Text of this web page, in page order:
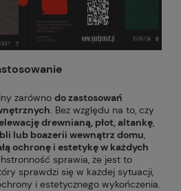
zarówno do zastosowań
. Bez względu na to, czy
drewnianą, płot, altankę
lub boazerii wewnątrz domu
ochronę i estetykę w każdych
sprawia, że jest to
sprawdzi się w każdej sytuacji,
i estetycznego wykończenia.